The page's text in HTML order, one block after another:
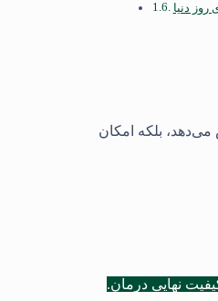
دنیا
بلکه امکان
نهایی درمان.